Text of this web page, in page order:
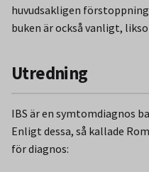
huvudsakligen
buken är också vanligt,
Utredning
IBS är en symtomdiagnos
Enligt dessa, så kallade
för diagnos: